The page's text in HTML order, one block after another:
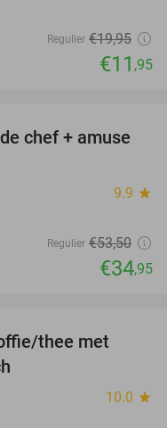
Regulier €19,95
€11 ,95
35%
chef + amuse
9.9 star
Regulier €53,50
€34,95
thee met
10.0 star